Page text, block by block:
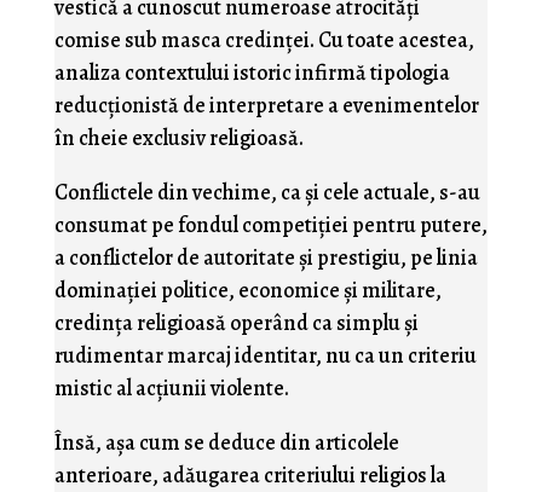
vestică a cunoscut numeroase atrocităţi
comise sub masca credinţei. Cu toate acestea,
analiza contextului istoric infirmă tipologia
reducţionistă de interpretare a evenimentelor
în cheie exclusiv religioasă.
Conflictele din vechime, ca şi cele actuale, s-au
consumat pe fondul competiţiei pentru putere,
a conflictelor de autoritate şi prestigiu, pe linia
dominaţiei politice, economice şi militare,
credinţa religioasă operând ca simplu şi
rudimentar marcaj identitar, nu ca un criteriu
mistic al acţiunii violente.
Însă, aşa cum se deduce din articolele
anterioare, adăugarea criteriului religios la